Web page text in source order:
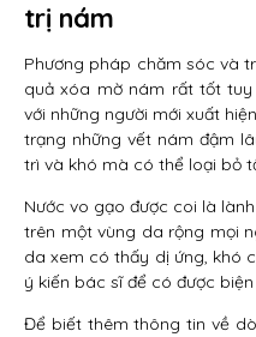
trị nám
Phương pháp chăm sóc và
quả xóa mờ nám rất tốt tuy
với những người mới xuất
trạng những vết nám đậm
trì và khó mà có thể loại bỏ
Nước vo gạo được coi là
trên một vùng da rộng mọi
da xem có thấy dị ứng, khó
ý kiến bác sĩ để có được
Để biết thêm thông tin về